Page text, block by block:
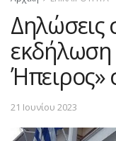
Δηλώσεις
εκδήλωση
Ήπειρος»
21 Ιουνίου 2023